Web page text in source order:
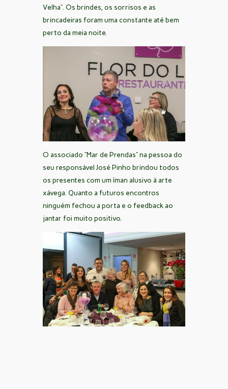
Velha”. Os brindes, os sorrisos e as
brincadeiras foram uma constante até bem
perto da meia noite.
O associado “Mar de Prendas” na pessoa do
seu responsável José Pinho brindou todos
os presentes com um íman alusivo à arte
xávega. Quanto a futuros encontros
ninguém fechou a porta e o feedback ao
jantar foi muito positivo.